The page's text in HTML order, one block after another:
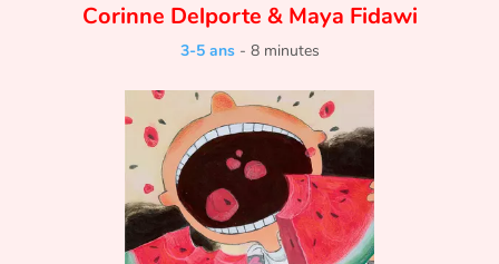
Tester gratuitement
Bibliothèque
Corinne Delporte &Maya Fidawi
3-5 ans- 8 minutes